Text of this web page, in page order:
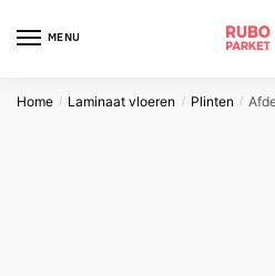
MENU
Home / Laminaat vloeren / Plinten /